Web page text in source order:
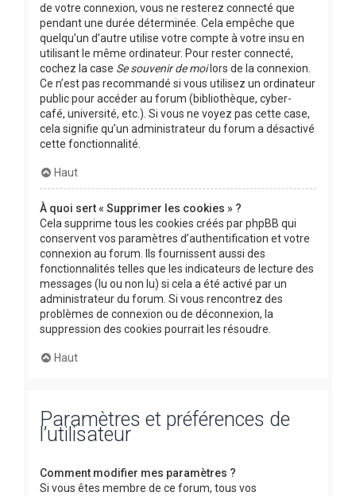
de votre connexion, vous ne resterez connecté que
pendant une durée déterminée. Cela empêche que
quelqu’un d’autre utilise votre compte à votre insu en
utilisant le même ordinateur. Pour rester connecté,
cochez la case Se souvenir de moilors de la connexion.
Ce n’est pas recommandé si vous utilisez un ordinateur
public pour accéder au forum (bibliothèque, cyber-
café, université, etc.). Si vous ne voyez pas cette case,
cela signifie qu’un administrateur du forum a désactivé
cette fonctionnalité.
Haut
À quoi sert « Supprimer les cookies » ?
Cela supprime tous les cookies créés par phpBB qui
conservent vos paramètres d’authentification et votre
connexion au forum. Ils fournissent aussi des
fonctionnalités telles que les indicateurs de lecture des
messages (lu ou non lu) si cela a été activé par un
administrateur du forum. Si vous rencontrez des
problèmes de connexion ou de déconnexion, la
suppression des cookies pourrait les résoudre.
Haut
Paramètres et préférences de
l’utilisateur
Comment modifier mes paramètres ?
Si vous êtes membre de ce forum, tous vos